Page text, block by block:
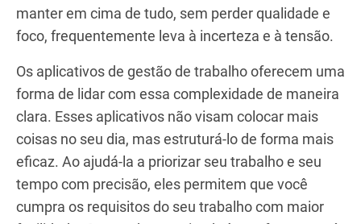
manter em cima de tudo, sem perder qualidade e
foco, frequentemente leva à incerteza e à tensão.
Os aplicativos de gestão de trabalho oferecem uma
forma de lidar com essa complexidade de maneira
clara. Esses aplicativos não visam colocar mais
coisas no seu dia, mas estruturá-lo de forma mais
eficaz. Ao ajudá-la a priorizar seu trabalho e seu
tempo com precisão, eles permitem que você
cumpra os requisitos do seu trabalho com maior